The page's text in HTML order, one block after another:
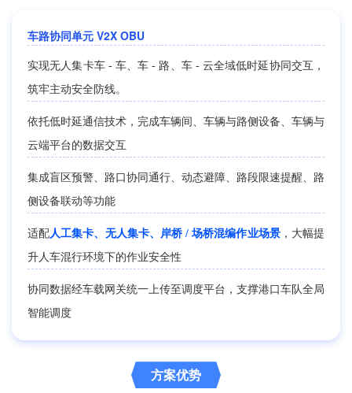
车路协同单元 V2X OBU
实现无人集卡车 - 车、车 - 路、车 - 云全域低时延协同交互，
筑牢主动安全防线。
依托低时延通信技术，完成车辆间、车辆与路侧设备、车辆与
云端平台的数据交互
集成盲区预警、路口协同通行、动态避障、路段限速提醒、路
侧设备联动等功能
适配人工集卡、无人集卡、岸桥 / 场桥混编作业场景，大幅提
升人车混行环境下的作业安全性
协同数据经车载网关统一上传至调度平台，支撑港口车队全局
智能调度
方案优势